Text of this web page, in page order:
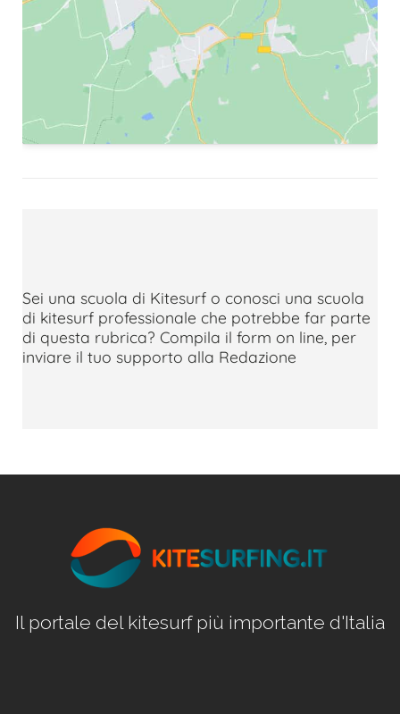
Sei una scuola di Kitesurf o conosci una scuola
di kitesurf professionale che potrebbe far parte
di questa rubrica? Compila il form on line, per
inviare il tuo supporto alla Redazione
Il portale del kitesurf più importante d'Italia